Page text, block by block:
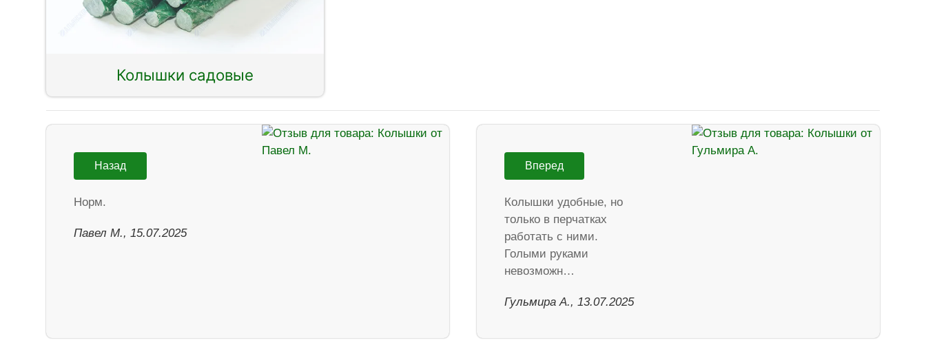
Колышки садовые
Назад
Норм.
Павел М., 15.07.2025
Вперед
Колышки удобные, но
только в перчатках
работать с ними.
Голыми руками
невозможн…
Гульмира А., 13.07.2025